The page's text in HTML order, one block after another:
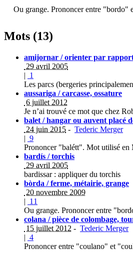
Ou grange. Prononcer entre
Mots (13)
amijornar / orienter par
29 avril 2005
| 1
Les parcs (bergeries
aussariga / carcasse, ossature
6 juillet 2012
Je n’ai trouvé ce mot que chez
balet / hangar ou auvent placé
24 juin 2015 - Tederic Merger
| 9
Prononcer "balétt". Mot utilisé en
bardís / torchis
29 avril 2005
bardissar : appliquer du torchis
bòrda / ferme, métairie, grange
20 novembre 2009
| 11
Ou grange. Prononcer entre
colana / pièce de colombage,
15 juillet 2012 - Tederic Merger
| 4
Prononcer entre "coulano" et